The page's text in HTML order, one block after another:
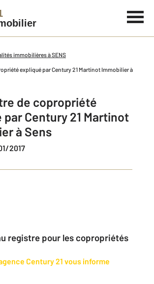
immobilières à SENS
expliqué par Century 21 Martinot Immobilier à
de copropriété
Century 21 Martinot
à Sens
2017
registre pour les copropriétés
Century 21 vous informe